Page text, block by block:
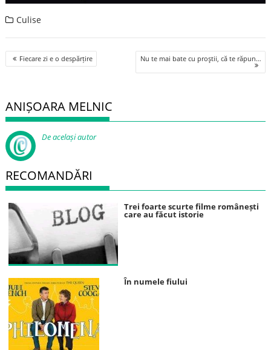
Culise
Post
navigation
Fiecare zi e o despărțire Nu te mai bate cu proştii, că te răpun…
ANIȘOARA MELNIC
De același autor
RECOMANDĂRI
Trei foarte scurte filme românești
care au făcut istorie
În numele fiului